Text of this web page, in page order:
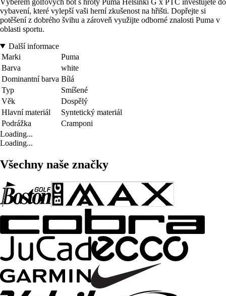
vybavení, které vylepší vaši herní zkušenost na hřišti. Dopřejte si
potěšení z dobrého švihu a zároveň využijte odborné znalosti Puma v
oblasti sportu.
Další informace
Marki
Puma
Barva
white
Dominantní barva Bílá
Typ
Smíšené
Věk
Dospělý
Hlavní materiál
Syntetický materiál
Podrážka
Cramponi
Loading...
Loading...
Všechny naše značky